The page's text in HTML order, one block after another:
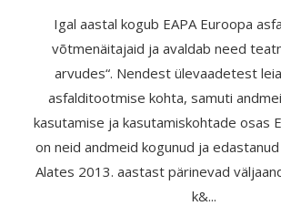
Igal aastal kogub EAPA Euroopa
võtmenäitajaid ja avaldab need
arvudes“. Nendest ülevaadetest
asfalditootmise kohta, samuti
kasutamise ja kasutamiskohtade osas
on neid andmeid kogunud ja
Alates 2013. aastast pärinevad
k&...